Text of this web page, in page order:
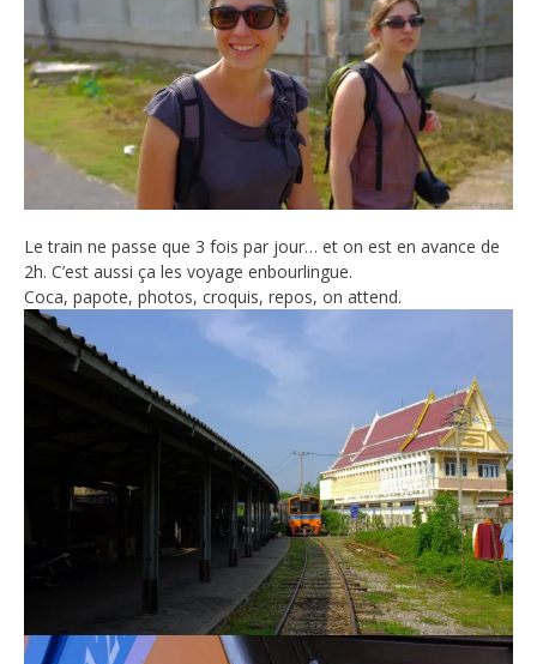
Le train ne passe que 3 fois par jour… et on est en avance de
2h. C’est aussi ça les voyage en­bourlingue.
Coca, papote, photos, croquis, repos, on attend.